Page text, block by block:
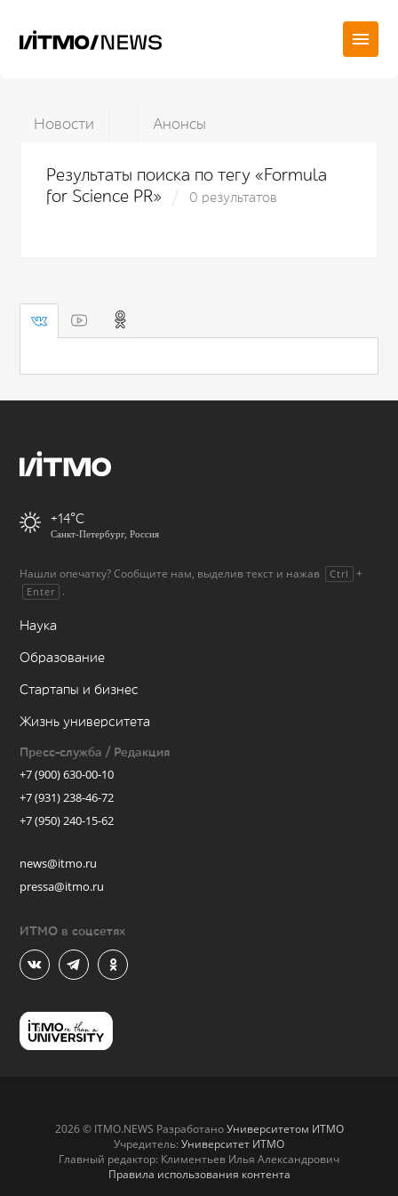
Новости Анонсы
Результаты поиска по тегу «Formula
for Science PR»
0 результатов
+14
Санкт-Петербург, Россия
Нашли опечатку? Сообщите нам, выделив текст и нажав Ctrl +
Enter .
Наука
Образование
Стартапы и бизнес
Жизнь университета
Пресс-служба / Редакция
+7 (900) 630-00-10
+7 (931) 238-46-72
+7 (950) 240-15-62
news@itmo.ru
pressa@itmo.ru
ИТМО в соцсетях
2026 © ITMO.NEWS РазработаноУниверситетом ИТМО
Учредитель: Университет ИТМО
Главный редактор: Климентьев Илья Александрович
Правила использования контента